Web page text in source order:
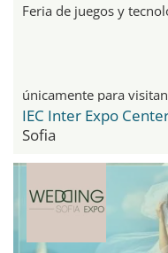
Feria de juegos y
únicamente para
IEC Inter Expo
Sofia